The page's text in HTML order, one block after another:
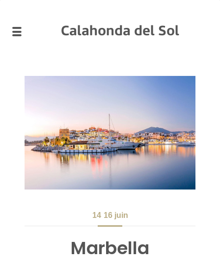
Calahonda del Sol
14 16 juin
Marbella